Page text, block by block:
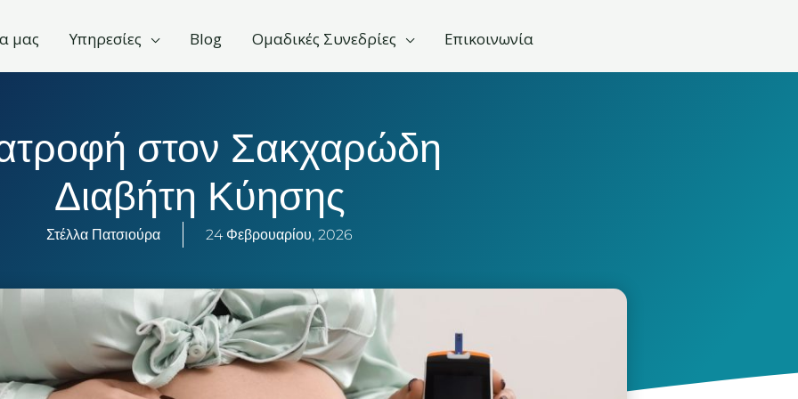
μας Υπηρεσίες Blog Ομαδικές Συνεδρίες Επικοινωνία
στον Σακχαρώδη
Διαβήτη Κύησης
Στέλλα Πατσιούρα 24 Φεβρουαρίου, 2026